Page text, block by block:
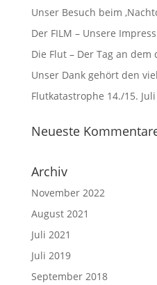
Unser Besuch beim
Der FILM – Unsere
Die Flut – Der Tag an
Unser Dank gehört den
Flutkatastrophe 14./15. Juli
Neueste
Archiv
November 2022
August 2021
Juli 2021
Juli 2019
September 2018